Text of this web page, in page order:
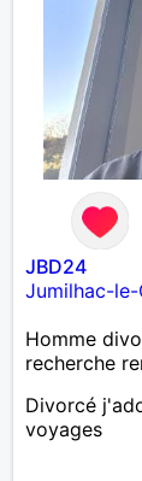
JBD24
Jumilhac-le-
Homme
recherche
Divorcé
voyages